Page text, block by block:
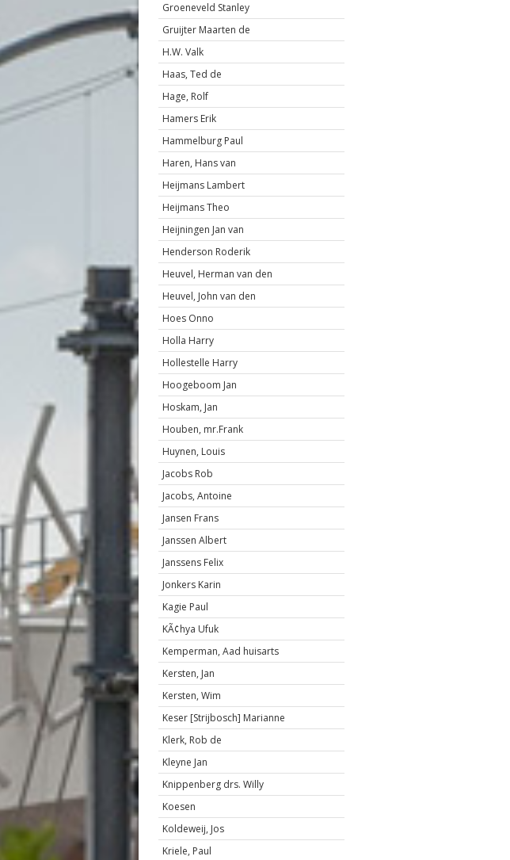
Groeneveld Stanley
Gruijter Maarten de
H.W. Valk
Haas, Ted de
Hage, Rolf
Hamers Erik
Hammelburg Paul
Haren, Hans van
Heijmans Lambert
Heijmans Theo
Heijningen Jan van
Henderson Roderik
Heuvel, Herman van den
Heuvel, John van den
Hoes Onno
Holla Harry
Hollestelle Harry
Hoogeboom Jan
Hoskam, Jan
Houben, mr.Frank
Huynen, Louis
Jacobs Rob
Jacobs, Antoine
Jansen Frans
Janssen Albert
Janssens Felix
Jonkers Karin
Kagie Paul
KÃ¢hya Ufuk
Kemperman, Aad huisarts
Kersten, Jan
Kersten, Wim
Keser [Strijbosch] Marianne
Klerk, Rob de
Kleyne Jan
Knippenberg drs. Willy
Koesen
Koldeweij, Jos
Kriele, Paul